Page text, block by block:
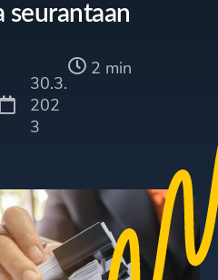
seurantaan
30.3.
202
3
2 min